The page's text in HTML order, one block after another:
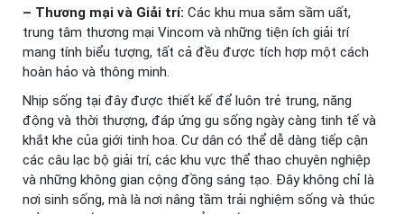
– Thương mại và Giải trí: Các khu mua sắm sầm uất,
trung tâm thương mại Vincom và những tiện ích giải trí
mang tính biểu tượng, tất cả đều được tích hợp một cách
hoàn hảo và thông minh.
Nhịp sống tại đây được thiết kế để luôn trẻ trung, năng
động và thời thượng, đáp ứng gu sống ngày càng tinh tế và
khắt khe của giới tinh hoa. Cư dân có thể dễ dàng tiếp cận
các câu lạc bộ giải trí, các khu vực thể thao chuyên nghiệp
và những không gian cộng đồng sáng tạo. Đây không chỉ là
nơi sinh sống, mà là nơi nâng tầm trải nghiệm sống và thúc